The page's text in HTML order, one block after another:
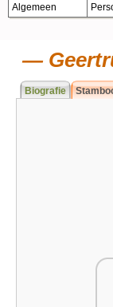
Algemeen
Biografie